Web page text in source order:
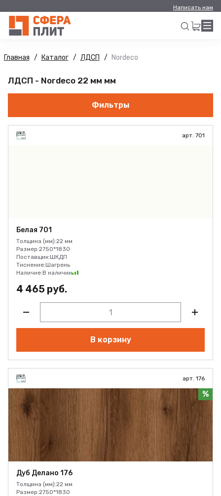
Написать нам
Главная Каталог ЛДСП Nordeco
ЛДСП - Nordeco 22 мм мм
Фильтры
арт. 701
Белая 701
Толщина (мм):22 мм
Размер:2750*1830
Поставщик:ШКДП
Тиснение:Шагрень
Наличие:В наличии
4 465 руб.
В корзину
арт. 176
%
Дуб Делано 176
Толщина (мм):22 мм
Размер:2750*1830